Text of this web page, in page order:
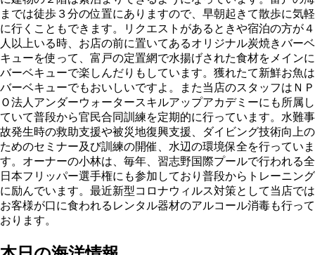
までは徒歩３分の位置にありますので、早朝起きて散歩に気軽
に行くこともできます。リクエストがあるときや宿泊の方が４
人以上いる時、お店の前に置いてあるオリジナル炭焼きバーベ
キューを使って、富戸の定置網で水揚げされた食材をメインに
バーベキューで楽しんだりもしています。獲れたて新鮮お魚は
バーベキューでもおいしいですよ。また当店のスタッフはＮＰ
Ｏ法人アンダーウォータースキルアップアカデミーにも所属し
ていて普段から官民合同訓練を定期的に行っています。水難事
故発生時の救助支援や被災地復興支援、ダイビング技術向上の
ためのセミナー及び訓練の開催、水辺の環境保全を行っていま
す。オーナーの小林は、毎年、習志野国際プールで行われる全
日本フリッパー選手権にも参加しており普段からトレーニング
に励んでいます。最近新型コロナウィルス対策として当店では
お客様が口に食われるレンタル器材のアルコール消毒も行って
おります。